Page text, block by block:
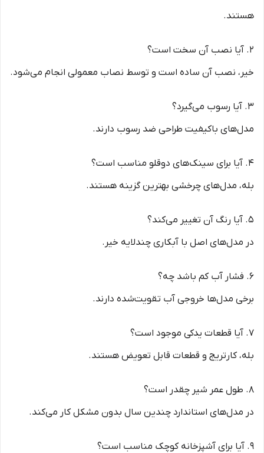
هستند.
2. آیا نصب آن سخت است؟
خیر، نصب آن ساده است و توسط نصاب معمولی انجام می‌شود.
3. آیا رسوب می‌گیرد؟
مدل‌های باکیفیت طراحی ضد رسوب دارند.
4. آیا برای سینک‌های دوقلو مناسب است؟
بله، مدل‌های چرخشی بهترین گزینه هستند.
5. آیا رنگ آن تغییر می‌کند؟
در مدل‌های اصل با آبکاری چندلایه خیر.
6. فشار آب کم باشد چه؟
برخی مدل‌ها خروجی آب تقویت‌شده دارند.
7. آیا قطعات یدکی موجود است؟
بله، کارتریج و قطعات قابل تعویض هستند.
8. طول عمر شیر چقدر است؟
در مدل‌های استاندارد چندین سال بدون مشکل کار می‌کند.
9. آیا برای آشپزخانه کوچک مناسب است؟